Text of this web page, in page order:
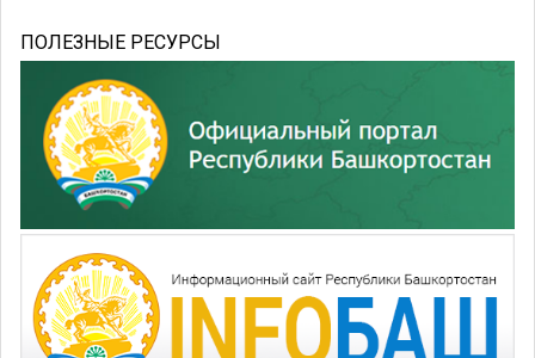
ПОЛЕЗНЫЕ РЕСУРСЫ